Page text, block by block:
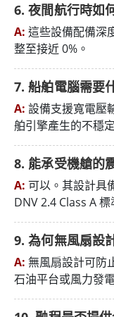
6. 夜間航行時如
A: 這些設備配備深
整至接近 0%。
7. 船舶電腦需要
A: 設備支援寬電壓
舶引擎產生的不穩
8. 能承受機艙的
A: 可以。其設計具
DNV 2.4 Class A 標
9. 為何無風扇設
A: 無風扇設計可防
石油平台或風力發